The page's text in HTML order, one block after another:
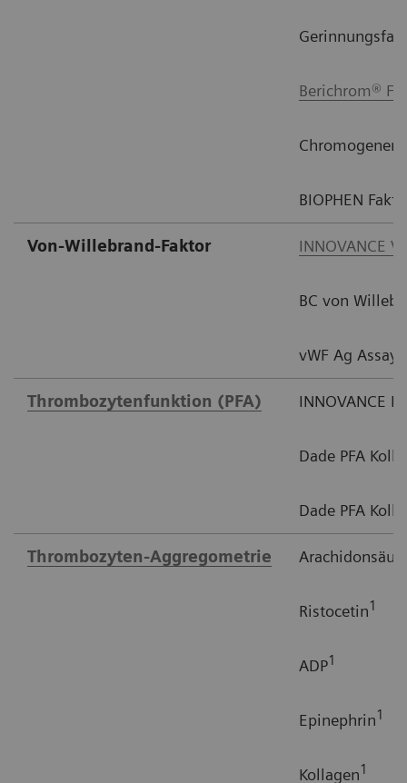
Berichrom® F
Chromogener
BIOPHEN
Von-Willebrand-Faktor INNOVANCE
BC von
vWF Ag Assay
Thrombozytenfunktion (PFA) INNOVANCE
Dade PFA
Dade PFA
Thrombozyten-Aggregometrie
Ristocetin1
ADP1
Epinephrin1
Kollagen1